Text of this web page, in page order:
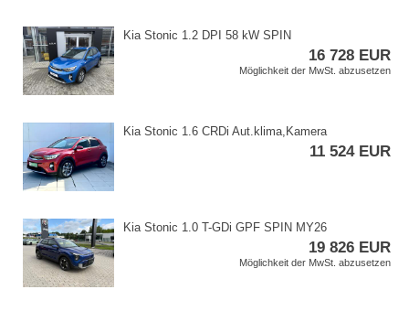
Kia Stonic 1.2 DPI 58 kW SPIN
16 728 EUR
Möglichkeit der MwSt. abzusetzen
Kia Stonic 1.6 CRDi Aut.klima,​Kamera
11 524 EUR
Kia Stonic 1.0 T​-GDi GPF SPIN MY26
19 826 EUR
Möglichkeit der MwSt. abzusetzen